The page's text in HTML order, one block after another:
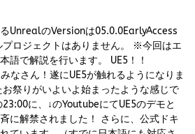
UnrealのVersionは05.0.0EarlyAccess
ロジェクトはありません。 ※今回はエ
語で解説を行います。 UE5！！
なさん！遂にUE5が触れるようになりま
祭りがいよいよ始まったような感じで
に、↓のYoutubeにてUE5のデモと
に解禁されました！ さらに、公式ドキ